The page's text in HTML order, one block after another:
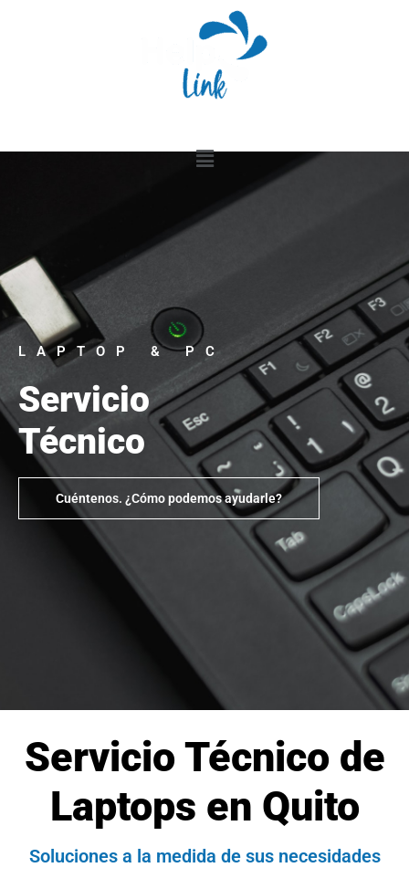
Menú
LAPTOP & PC
Servicio
Técnico
Cuéntenos. ¿Cómo podemos ayudarle?
Servicio Técnico de
Laptops en Quito
Soluciones a la medida de sus necesidades